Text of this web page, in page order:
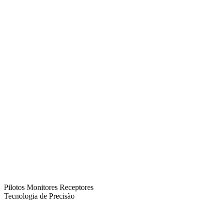
Pilotos Monitores Receptores
Tecnologia de Precisão